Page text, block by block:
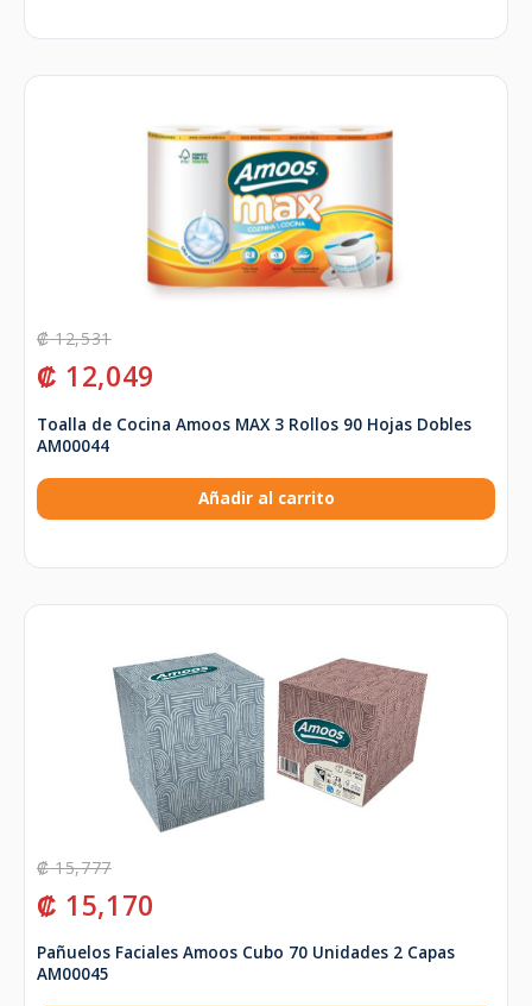
₡12,531
₡ 12,049
Toalla de Cocina Amoos MAX 3 Rollos 90 Hojas Dobles
AM00044
Añadir al carrito
₡15,777
₡ 15,170
Pañuelos Faciales Amoos Cubo 70 Unidades 2 Capas
AM00045